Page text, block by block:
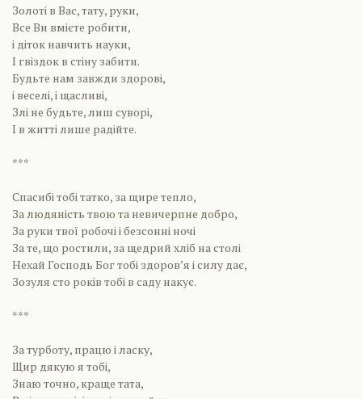
Золоті в Вас, тату, руки,
Все Ви вмієте робити,
і діток навчить науки,
І гвіздок в стіну забити.
Будьте нам завжди здорові,
і веселі, і щасливі,
Злі не будьте, лиш суворі,
І в житті лише радійте.
***
Спасибі тобі татко, за щире тепло,
За людяність твою та невичерпне добро,
За руки твої робочі і безсонні ночі
За те, що ростили, за щедрий хліб на столі
Нехай Господь Бог тобі здоров’я і силу дає,
Зозуля сто років тобі в саду накує.
***
За турботу, працю і ласку,
Щир дякую я тобі,
Знаю точно, краще тата,